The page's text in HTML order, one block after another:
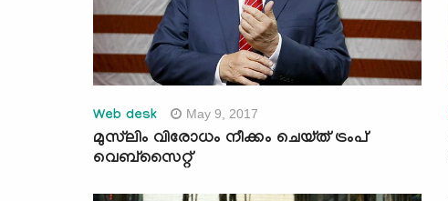
Web desk May 9, 2017
മുസ്‌ലിം വിരോധം നീക്കം ചെയ്ത് ട്രംപ്
വെബ്‌സൈറ്റ്